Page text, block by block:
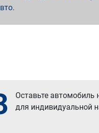
Оставьте автомобиль
для индивидуальной